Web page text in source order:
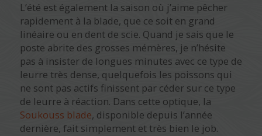
L’été est également la saison où j’aime pêcher
rapidement à la blade, que ce soit en grand
linéaire ou en dent de scie. Quand je sais que le
poste abrite des grosses mémères, je n’hésite
pas à insister de longues minutes avec ce type de
leurre très dense, quelquefois les poissons qui
ne sont pas actifs finissent par céder sur ce type
de leurre à réaction. Dans cette optique, la
Soukouss blade, disponible depuis l’année
dernière, fait simplement et très bien le job.